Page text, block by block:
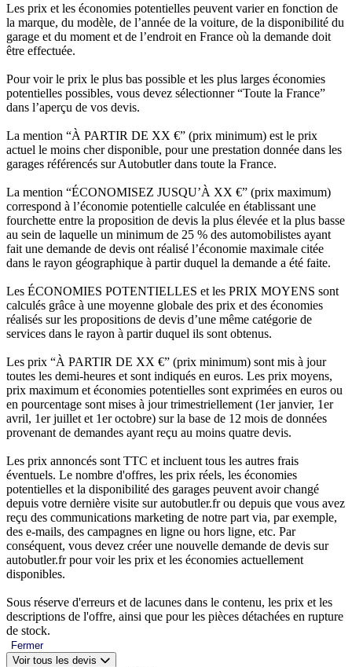
Les prix et les économies potentielles peuvent varier en fonction de
la marque, du modèle, de l’année de la voiture, de la disponibilité du
garage et du moment et de l’endroit en France où la demande doit
être effectuée.
Pour voir le prix le plus bas possible et les plus larges économies
potentielles possibles, vous devez sélectionner “Toute la France”
dans l’aperçu de vos devis.
La mention “À PARTIR DE XX €” (prix minimum) est le prix
actuel le moins cher disponible, pour une prestation donnée dans les
garages référencés sur Autobutler dans toute la France.
La mention “ÉCONOMISEZ JUSQU’À XX €” (prix maximum)
correspond à l’économie potentielle calculée en établissant une
fourchette entre la proposition de devis la plus élevée et la plus basse
au sein de laquelle un minimum de 25 % des automobilistes ayant
fait une demande de devis ont réalisé l’économie maximale citée
dans le rayon géographique à partir duquel la demande a été faite.
Les ÉCONOMIES POTENTIELLES et les PRIX MOYENS sont
calculés grâce à une moyenne globale des prix et des économies
réalisés sur les propositions de devis d’une même catégorie de
services dans le rayon à partir duquel ils sont obtenus.
Les prix “À PARTIR DE XX €” (prix minimum) sont mis à jour
toutes les demi-heures et sont indiqués en euros. Les prix moyens,
prix maximum et économies potentielles sont exprimées en euros ou
en pourcentage sont mises à jour trimestriellement (1er janvier, 1er
avril, 1er juillet et 1er octobre) sur la base de 12 mois de données
provenant de demandes ayant reçu au moins quatre devis.
Les prix annoncés sont TTC et incluent tous les autres frais
éventuels. Le nombre d'offres, les prix réels, les économies
potentielles et la disponibilité des garages peuvent avoir changé
depuis votre dernière visite sur autobutler.fr ou depuis que vous avez
reçu des communications marketing de notre part via, par exemple,
des e-mails, des campagnes en ligne ou hors ligne, etc. Par
conséquent, vous devez créer une nouvelle demande de devis sur
autobutler.fr pour voir les prix et les économies actuellement
disponibles.
Sous réserve d'erreurs et de lacunes dans le contenu, les prix et les
descriptions de l'offre, ainsi que pour les pièces détachées en rupture
de stock.
Fermer
Voir tous les devis